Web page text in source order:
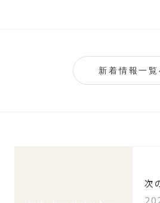
新着情報一覧
次